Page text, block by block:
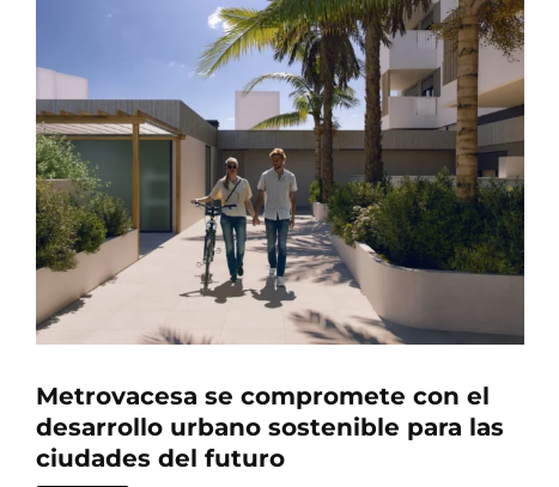
Metrovacesa se compromete con el
desarrollo urbano sostenible para las
ciudades del futuro